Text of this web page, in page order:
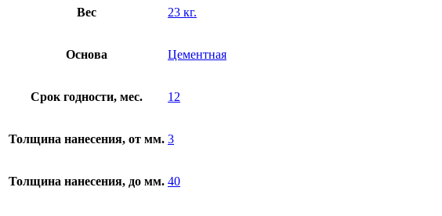
Вес 23 кг.
Основа Цементная
Срок годности, мес. 12
Толщина нанесения, от мм. 3
Толщина нанесения, до мм. 40